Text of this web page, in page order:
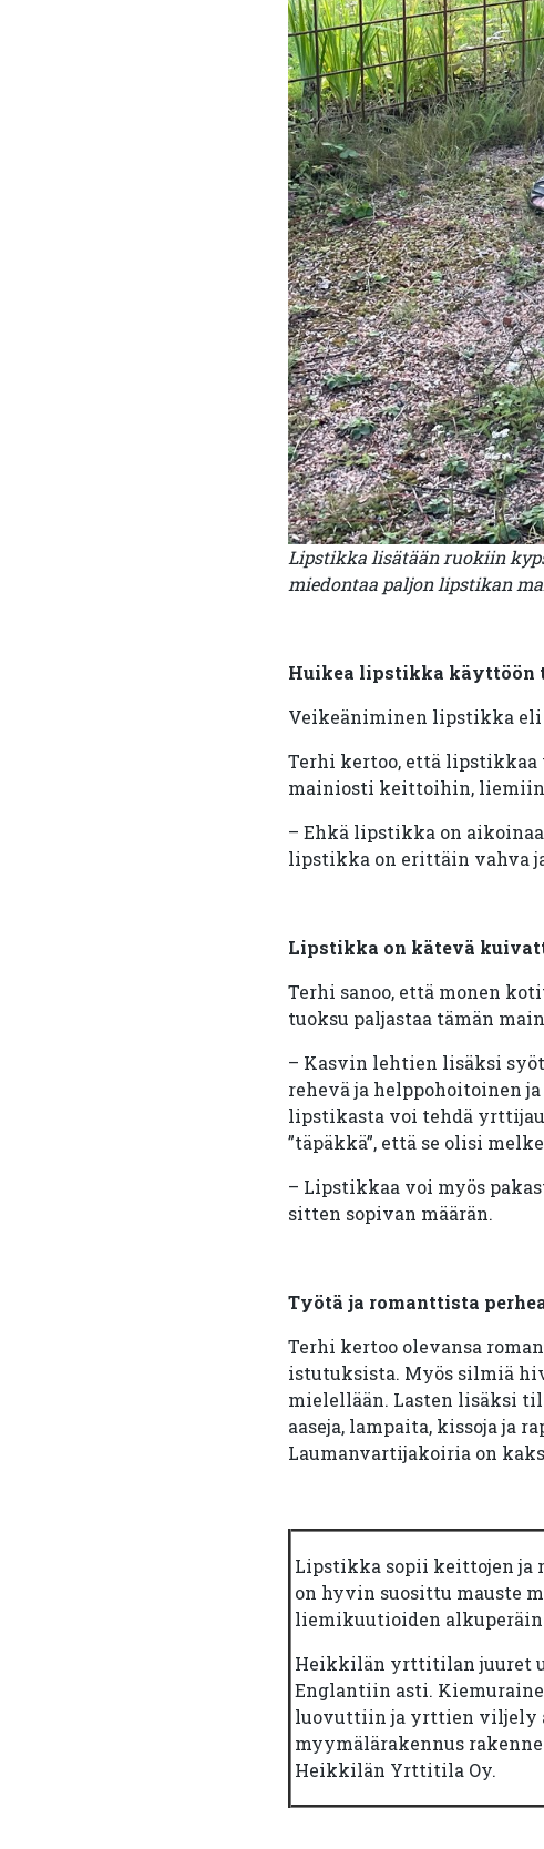
Lipstikka lisätään ruokiin
miedontaa paljon lipstikan
Huikea lipstikka käyttöön
Veikeäniminen lipstikka
Terhi kertoo, että lipstikkaa
mainiosti keittoihin,
– Ehkä lipstikka on
lipstikka on erittäin vahva
Lipstikka on kätevä
Terhi sanoo, että monen
tuoksu paljastaa tämän
– Kasvin lehtien lisäksi
rehevä ja helppohoitoinen
lipstikasta voi tehdä
”täpäkkä”, että se olisi
– Lipstikkaa voi myös
sitten sopivan määrän.
Työtä ja romanttista
Terhi kertoo olevansa
istutuksista. Myös silmiä
mielellään. Lasten lisäksi
aaseja, lampaita, kissoja ja
Laumanvartijakoiria on
Lipstikka sopii keittojen ja
on hyvin suosittu mauste
liemikuutioiden
Heikkilän yrttitilan juuret
Englantiin asti.
luovuttiin ja yrttien viljely
myymälärakennus
Heikkilän Yrttitila Oy.